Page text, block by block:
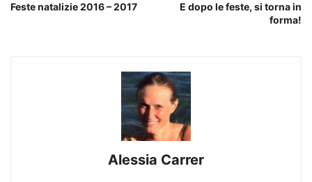
Feste natalizie 2016 – 2017
E dopo le feste, si torna in
forma!
Alessia Carrer